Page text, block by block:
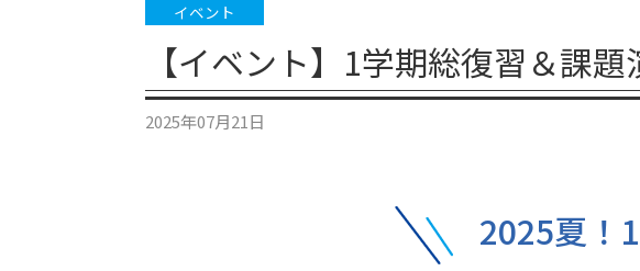
イベント
【イベント】1学期総復習＆課
2025年07月21日
2025夏！